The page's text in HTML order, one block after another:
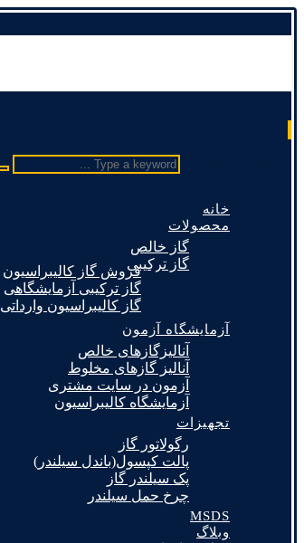
خانه
محصولات
گاز خالص
گاز ترکیبیفروش گاز کالیبراسیون
گاز ترکیبی آزمایشگاهی
گاز کالیبراسیون وارداتی
آزمایشگاه آزمون
آنالیزگازهای خالص
آنالیز گازهای مخلوط
آزمون در سایت مشتری
آزمایشگاه کالیبراسیون
تجهیزات
رگولاتور گاز
پالت کپسول(باندل سیلندر)
پک سیلندر گاز
چرخ حمل سیلندر
MSDS
وبلاگ